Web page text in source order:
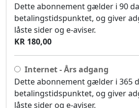
Dette abonnement gælder i 90
betalingstidspunktet, og giver
låste sider og e-aviser.
KR 180,00
Internet - Års adgang
Dette abonnement gælder i 365
betalingstidspunktet, og giver
låste sider og e-aviser.